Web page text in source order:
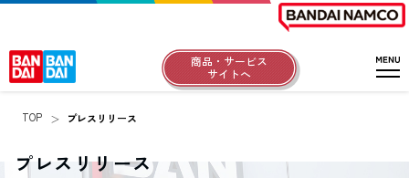
商品・サービス
サイトへ
TOP プレスリリース
プレスリリース